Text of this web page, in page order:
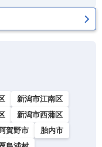
新潟市江南区
新潟市西蒲区
阿賀野市
胎内市